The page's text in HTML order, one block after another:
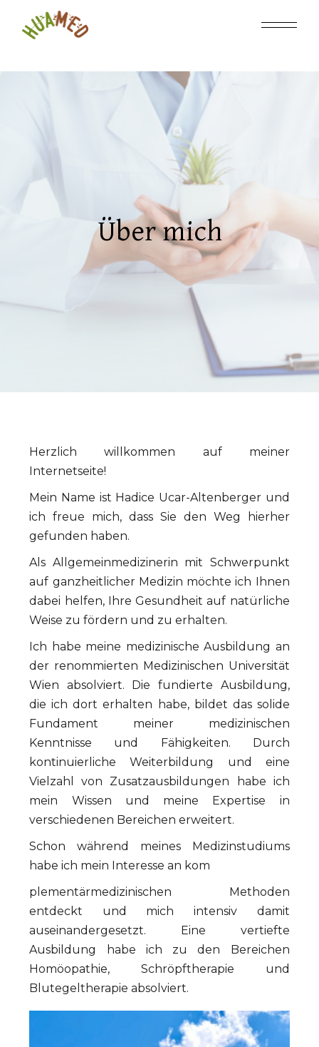
Über mich
Herzlich willkommen auf meiner
Internetseite!
Mein Name ist Hadice Ucar-Altenberger und
ich freue mich, dass Sie den Weg hierher
gefunden haben.
Als Allgemeinmedizinerin mit Schwerpunkt
auf ganzheitlicher Medizin möchte ich Ihnen
dabei helfen, Ihre Gesundheit auf natürliche
Weise zu fördern und zu erhalten.
Ich habe meine medizinische Ausbildung an
der renommierten Medizinischen Universität
Wien absolviert. Die fundierte Ausbildung,
die ich dort erhalten habe, bildet das solide
Fundament meiner medizinischen
Kenntnisse und Fähigkeiten. Durch
kontinuierliche Weiterbildung und eine
Vielzahl von Zusatzausbildungen habe ich
mein Wissen und meine Expertise in
verschiedenen Bereichen erweitert.
Schon während meines Medizinstudiums
habe ich mein Interesse an kom
plementärmedizinischen Methoden
entdeckt und mich intensiv damit
auseinandergesetzt. Eine vertiefte
Ausbildung habe ich zu den Bereichen
Homöopathie, Schröpftherapie und
Blutegeltherapie absolviert.